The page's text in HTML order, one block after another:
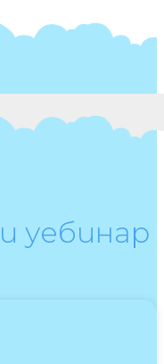
уебинар